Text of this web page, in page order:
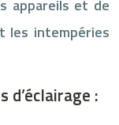
appareils et de
les intempéries
: